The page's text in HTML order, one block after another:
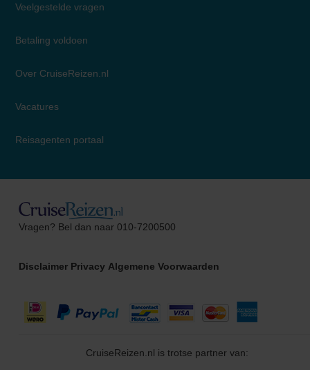
Veelgestelde vragen
Betaling voldoen
Over CruiseReizen.nl
Vacatures
Reisagenten portaal
Cruise Specialist
Vragen? Bel dan naar 010-7200500
Disclaimer Privacy Algemene Voorwaarden
CruiseReizen.nl is trotse partner van: